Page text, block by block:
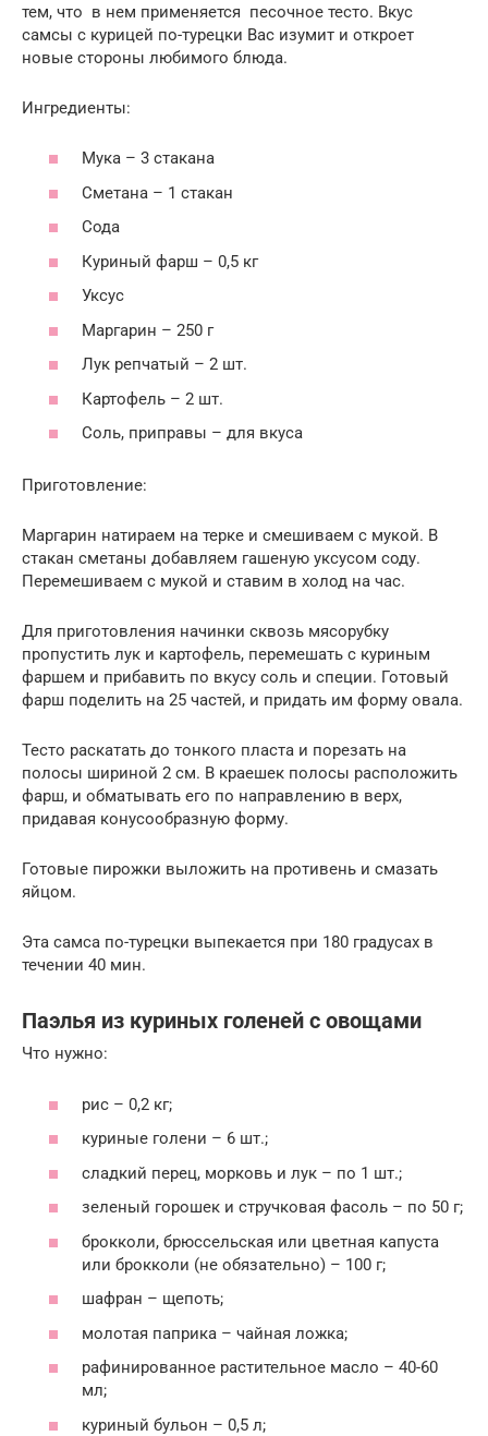
тем, что в нем применяется песочное тесто. Вкус
самсы с курицей по-турецки Вас изумит и откроет
новые стороны любимого блюда.
Ингредиенты:
Мука – 3 стакана
Сметана – 1 стакан
Сода
Куриный фарш – 0,5 кг
Уксус
Маргарин – 250 г
Лук репчатый – 2 шт.
Картофель – 2 шт.
Соль, приправы – для вкуса
Приготовление:
Маргарин натираем на терке и смешиваем с мукой. В
стакан сметаны добавляем гашеную уксусом соду.
Перемешиваем с мукой и ставим в холод на час.
Для приготовления начинки сквозь мясорубку
пропустить лук и картофель, перемешать с куриным
фаршем и прибавить по вкусу соль и специи. Готовый
фарш поделить на 25 частей, и придать им форму овала.
Тесто раскатать до тонкого пласта и порезать на
полосы шириной 2 см. В краешек полосы расположить
фарш, и обматывать его по направлению в верх,
придавая конусообразную форму.
Готовые пирожки выложить на противень и смазать
яйцом.
Эта самса по-турецки выпекается при 180 градусах в
течении 40 мин.
Паэлья из куриных голеней с овощами
Что нужно:
рис – 0,2 кг;
куриные голени – 6 шт.;
сладкий перец, морковь и лук – по 1 шт.;
зеленый горошек и стручковая фасоль – по 50 г;
брокколи, брюссельская или цветная капуста
или брокколи (не обязательно) – 100 г;
шафран – щепоть;
молотая паприка – чайная ложка;
рафинированное растительное масло – 40-60
мл;
куриный бульон – 0,5 л;